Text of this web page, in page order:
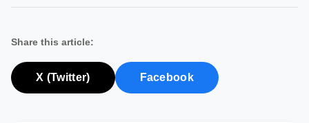
Share this article:
X (Twitter) Facebook